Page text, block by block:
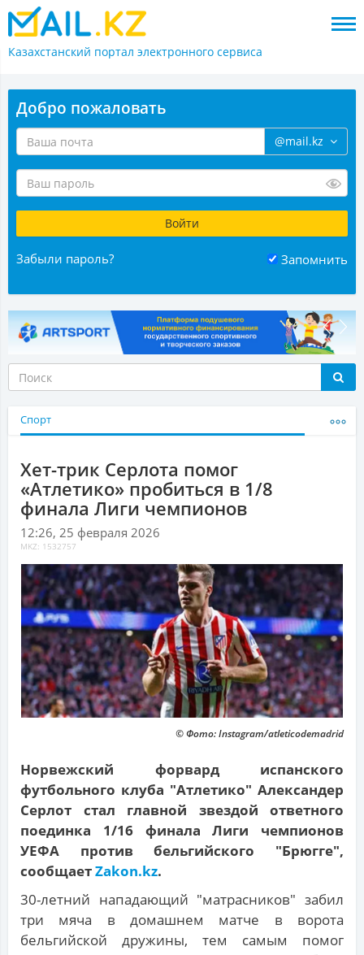
Казахстанский портал электронного сервиса
Добро пожаловать
@mail.kz
Забыли пароль? Запомнить
Спорт
Хет-трик Серлота помог
«Атлетико» пробиться в 1/8
финала Лиги чемпионов
12:26, 25 февраля 2026
MKZ: 1532757
© Фото: Instagram/atleticodemadrid
Норвежский форвард испанского
футбольного клуба "Атлетико" Александер
Серлот стал главной звездой ответного
поединка 1/16 финала Лиги чемпионов
УЕФА против бельгийского "Брюгге",
сообщаетZakon.kz.
30-летний нападающий "матрасников" забил
три мяча в домашнем матче в ворота
бельгийской дружины, тем самым помог